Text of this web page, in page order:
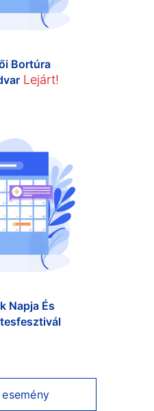
Bortúra
Lejárt!
Napja És
esemény